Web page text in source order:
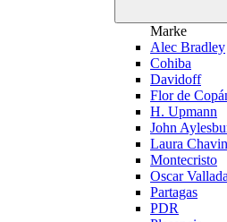
Marke
Alec Bradley
Cohiba
Davidoff
Flor de
H. Upmann
John
Laura Chavin
Montecristo
Oscar
Partagas
PDR